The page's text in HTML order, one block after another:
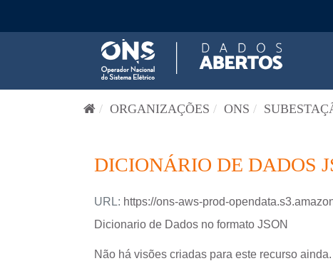
ORGANIZAÇÕES ONS
DICIONÁRIO DE DADOS
URL: https://ons-aws-prod-
Dicionario de Dados no formato JSON
Não há visões criadas para este recurso ainda.